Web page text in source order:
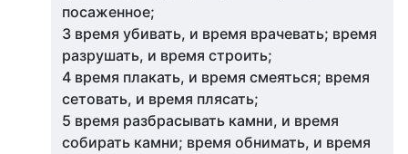
посаженное;
3 время убивать, и время врачевать; время
разрушать, и время строить;
4 время плакать, и время смеяться; время
сетовать, и время плясать;
5 время разбрасывать камни, и время
собирать камни; время обнимать, и время